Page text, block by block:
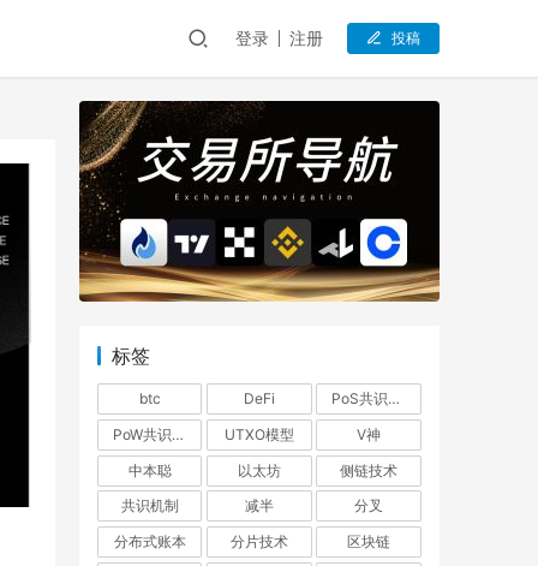
登录 注册 投稿
标签
btc DeFi
PoS共识机制
PoW共识机制
UTXO模型
V神
中本聪
以太坊
侧链技术
共识机制
减半
分叉
分布式账本
分片技术
区块链